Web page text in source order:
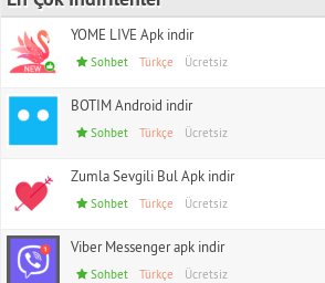
YOME LIVE Apk indir
Sohbet Türkçe Ücretsiz
BOTIM Android indir
Sohbet Türkçe Ücretsiz
Zumla Sevgili Bul Apk indir
Sohbet Türkçe Ücretsiz
Viber Messenger apk indir
Sohbet Türkçe Ücretsiz